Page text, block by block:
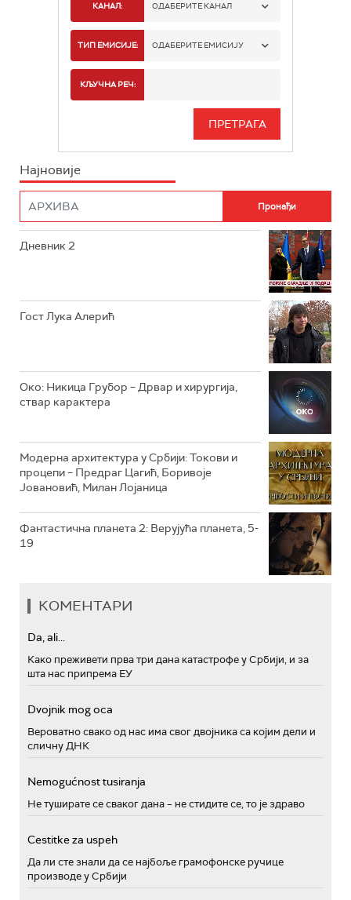
КАНАЛ: ОДАБЕРИТЕ КАНАЛ
РТС 1
РТС 3
ТИП ЕМИСИЈЕ: ОДАБЕРИТЕ ЕМИСИЈУ
ИНФО
КЉУЧНА РЕЧ:
Најновије
Дневник 2
Гост Лука Алерић
Око: Никица Грубор – Дрвар и хирургија,
ствар карактера
Модерна архитектура у Србији: Токови и
процепи – Предраг Цагић, Боривоје
Јовановић, Милан Лојаница
Фантастична планета 2: Верујућа планета, 5-
19
КОМЕНТАРИ
Da, ali...
Како преживети прва три дана катастрофе у Србији, и за
шта нас припрема ЕУ
Dvojnik mog oca
Вероватно свако од нас има свог двојника са којим дели и
сличну ДНК
Nemogućnost tusiranja
Не туширате се сваког дана – не стидите се, то је здраво
Cestitke za uspeh
Да ли сте знали да се најбоље грамофонске ручице
производе у Србији